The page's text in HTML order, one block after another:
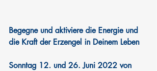
Begegne und aktiviere die Energie und
die Kraft der Erzengel in Deinem Leben
Sonntag 12. und 26. Juni 2022 von